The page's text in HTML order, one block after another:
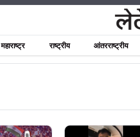
महाराष्ट्र राष्ट्रीय आंतरराष्ट्रीय